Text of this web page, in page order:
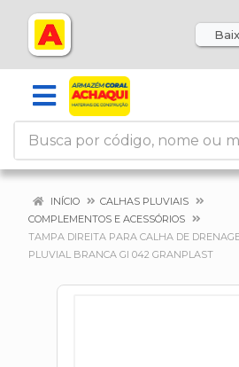
INÍCIO
CALHAS PLUVIAIS
COMPLEMENTOS E ACESSÓRIOS
TAMPA DIREITA PARA CALHA DE
PLUVIAL BRANCA GI 042 GRANPLAST